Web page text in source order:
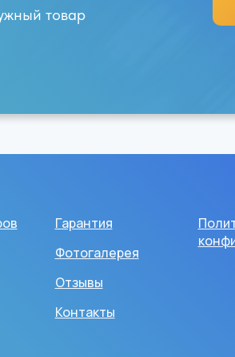
товар
Гарантия
Фотогалерея
Отзывы
Контакты